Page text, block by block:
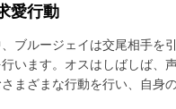
愛行動
ブルージェイは交尾相手を
います。オスはしばしば、
まざまな行動を行い、自身